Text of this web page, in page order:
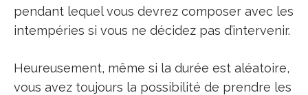
pendant lequel vous devrez composer avec les
intempéries si vous ne décidez pas d’intervenir.
Heureusement, même si la durée est aléatoire,
vous avez toujours la possibilité de prendre les